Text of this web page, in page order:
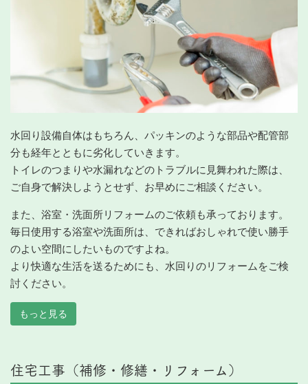
水回り設備自体はもちろん、パッキンのような部品や配管部
分も経年とともに劣化していきます。
トイレのつまりや水漏れなどのトラブルに見舞われた際は、
ご自身で解決しようとせず、お早めにご相談ください。
また、浴室・洗面所リフォームのご依頼も承っております。
毎日使用する浴室や洗面所は、できればおしゃれで使い勝手
のよい空間にしたいものですよね。
より快適な生活を送るためにも、水回りのリフォームをご検
討ください。
もっと見る
住宅工事（補修・修繕・リフォーム）